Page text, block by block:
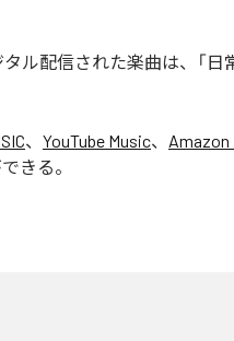
ル配信された楽曲は、「日
、 YouTube Music、 Amazon
きる。